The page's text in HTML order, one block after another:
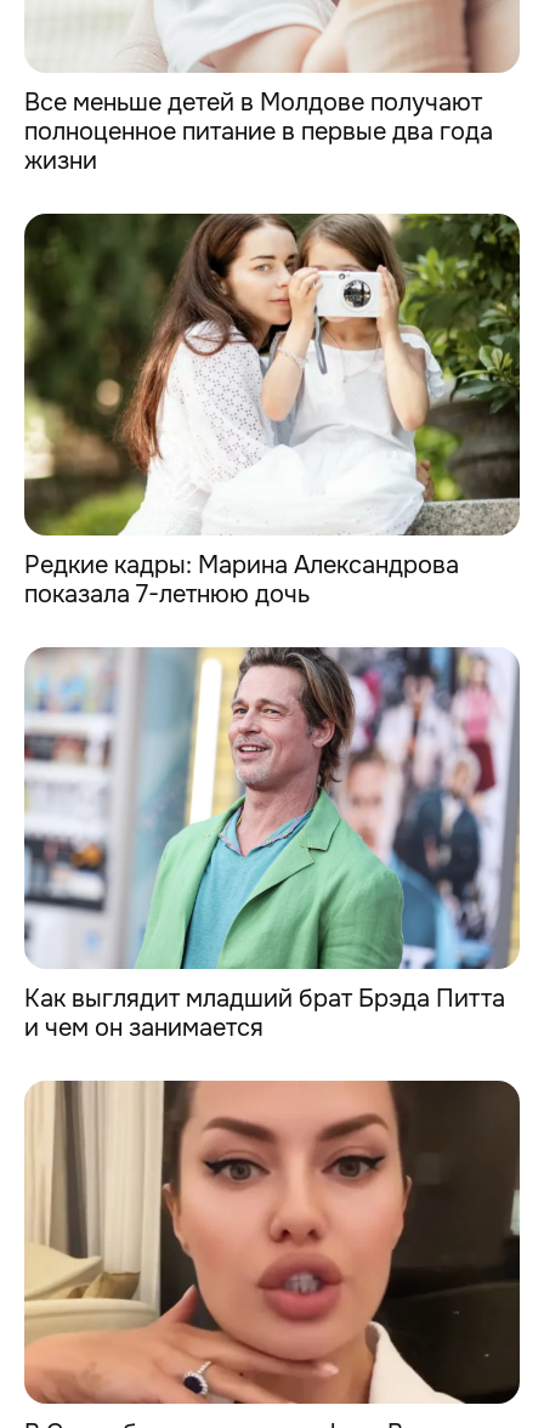
Все меньше детей в Молдове получают
полноценное питание в первые два года
жизни
Редкие кадры: Марина Александрова
показала 7-летнюю дочь
Как выглядит младший брат Брэда Питта
и чем он занимается